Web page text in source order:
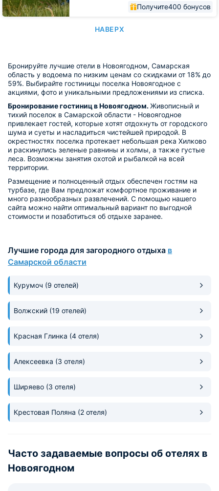
Получите400 бонусов
НАВЕРХ
Бронируйте лучшие отели в Новоягодном, Самарская
область у водоема по низким ценам со скидками от 18% до
59%. Выбирайте гостиницы поселка Новоягодное с
акциями, фото и уникальными предложениями из списка.
Бронирование гостиниц в Новоягодном. Живописный и
тихий поселок в Самарской области - Новоягодное
привлекает гостей, которые хотят отдохнуть от городского
шума и суеты и насладиться чистейшей природой. В
окрестностях поселка протекает небольшая река Хилково
и раскинулись зеленые равнины и холмы, а также густые
леса. Возможны занятия охотой и рыбалкой на всей
территории.
Размещение и полноценный отдых обеспечен гостям на
турбазе, где Вам предложат комфортное проживание и
много разнообразных развлечений. С помощью нашего
сайта можно найти оптимальный вариант по выгодной
стоимости и позаботиться об отдыхе заранее.
Лучшие города для загородного отдыха в
Самарской области
Курумоч (9 отелей)
Волжский (19 отелей)
Красная Глинка (4 отеля)
Алексеевка (3 отеля)
Ширяево (3 отеля)
Крестовая Поляна (2 отеля)
Часто задаваемые вопросы об отелях в
Новоягодном